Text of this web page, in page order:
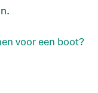
voor een boot?